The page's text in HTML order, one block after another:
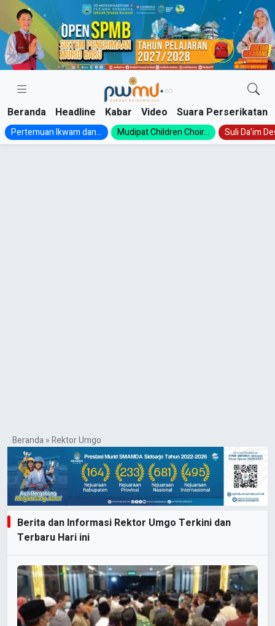
Skip
content
Beranda Headline Kabar Video Suara Perserikatan
Pertemuan Ikwam dan... Mudipat Children Choir... Suli Da’im
Beranda»Rektor Umgo
Berita dan Informasi Rektor Umgo Terkini dan
Terbaru Hari ini